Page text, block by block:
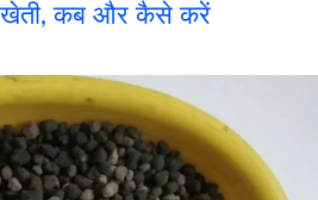
खेती, कब और कैसे करें